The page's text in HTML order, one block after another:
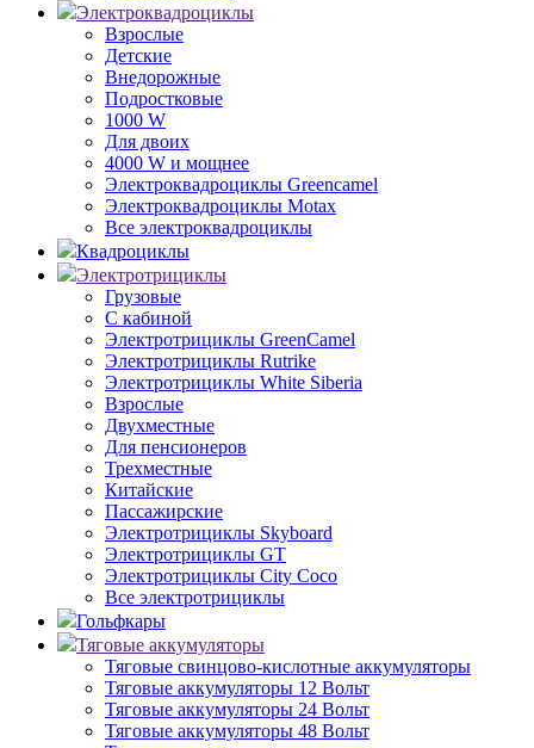
Электроквадроциклы
Взрослые
Детские
Внедорожные
Подростковые
1000 W
Для двоих
4000 W и мощнее
Электроквадроциклы Greencamel
Электроквадроциклы Motax
Все электроквадроциклы
Квадроциклы
Электротрициклы
Грузовые
С кабиной
Электротрициклы GreenCamel
Электротрициклы Rutrike
Электротрициклы White Siberia
Взрослые
Двухместные
Для пенсионеров
Трехместные
Китайские
Пассажирские
Электротрициклы Skyboard
Электротрициклы GT
Электротрициклы City Coco
Все электротрициклы
Гольфкары
Тяговые аккумуляторы
Тяговые свинцово-кислотные аккумуляторы
Тяговые аккумуляторы 12 Вольт
Тяговые аккумуляторы 24 Вольт
Тяговые аккумуляторы 48 Вольт